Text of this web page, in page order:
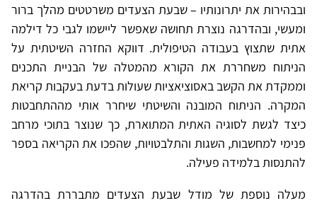
ובבהירות את יתרונותיו – שבעת הצעדים משרטטים מהלך ברור
ומעשי, ובהדרגה נוצרת תחושה שאפשר ליישמו לגבי כל דילמה
אתית שתצוץ בעבודה הטיפולית. דווקא החזרה השיטתית על
הניתוח משחררת את הקורא מהמטלה של הבניית התכנים
וממקדת את הקשב באסוציאציות שעולות בדעת בעקבות קריאת
המקרה. הניתוח המובנה והשיטתי שיחרר אותי מההתחבטות
כיצד לגשת לסוגיה האתית המתוארת, כך שנוצר בתוכי מרחב
פנימי למחשבות, השגות והתלבטויות, שהפכו את הקריאה בספר
להתנסות בלמידה פעילה.
מעלה נוספת של מודל שבעת הצעדים מתבררת בהדרגה